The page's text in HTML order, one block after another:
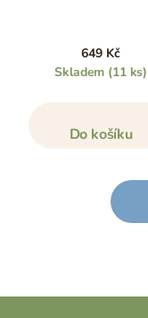
649 Kč
Skladem (11 ks)
Do košíku